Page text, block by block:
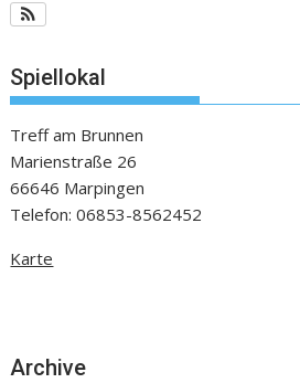
Spiellokal
Treff am Brunnen
Marienstraße 26
66646 Marpingen
Telefon: 06853-8562452
Karte
Archive